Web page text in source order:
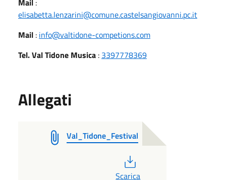
elisabetta.lenzarini@comune.castelsangiovanni.pc.it
Mail : info@valtidone-competions.com
Tel. Val Tidone Musica : 3397778369
Allegati
Val_Tidone_Festival
Scarica